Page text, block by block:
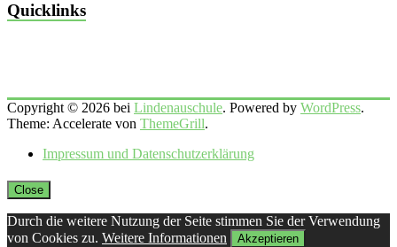
Quicklinks
Copyright © 2026 bei Lindenauschule. Powered by WordPress.
Theme: Accelerate von ThemeGrill.
Impressum und Datenschutzerklärung
Close
Durch die weitere Nutzung der Seite stimmen Sie der Verwendung
von Cookies zu. Weitere Informationen Akzeptieren